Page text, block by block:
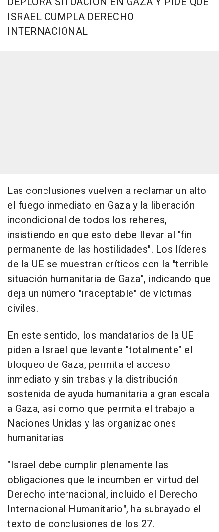
ISRAEL CUMPLA DERECHO
INTERNACIONAL
Las conclusiones vuelven a reclamar un alto
el fuego inmediato en Gaza y la liberación
incondicional de todos los rehenes,
insistiendo en que esto debe llevar al "fin
permanente de las hostilidades". Los líderes
de la UE se muestran críticos con la "terrible
situación humanitaria de Gaza", indicando que
deja un número "inaceptable" de víctimas
civiles.
En este sentido, los mandatarios de la UE
piden a Israel que levante "totalmente" el
bloqueo de Gaza, permita el acceso
inmediato y sin trabas y la distribución
sostenida de ayuda humanitaria a gran escala
a Gaza, así como que permita el trabajo a
Naciones Unidas y las organizaciones
humanitarias
"Israel debe cumplir plenamente las
obligaciones que le incumben en virtud del
Derecho internacional, incluido el Derecho
Internacional Humanitario", ha subrayado el
texto de conclusiones de los 27.